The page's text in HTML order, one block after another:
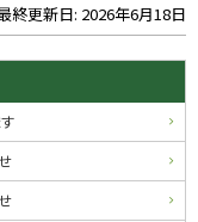
終更新日: 2026年6月18日